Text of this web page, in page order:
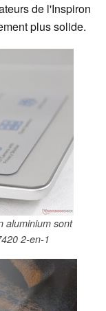
de l'Inspiron
plus solide.
aluminium sont
2-en-1